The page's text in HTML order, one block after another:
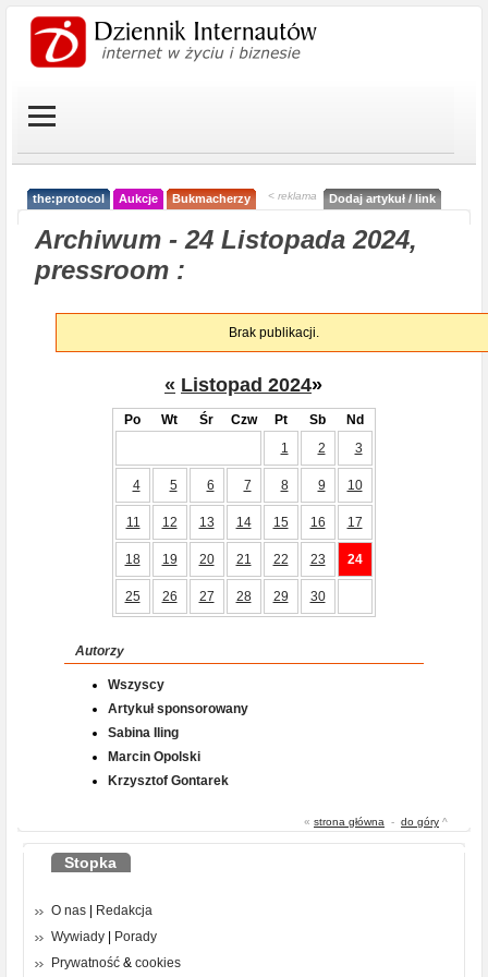
the:protocol Aukcje Bukmacherzy < reklama Dodaj artykuł / link
Archiwum - 24 Listopada 2024,
pressroom :
Brak publikacji.
« Listopad 2024»
Po Wt Śr Czw Pt Sb
Nd
1
2 3
4 5 6 7 8 9 10
11 12 13 14 15 16 17
18 19 20 21 22 23 24
25 26 27 28 29 30
Autorzy
Wszyscy
Artykuł sponsorowany
Sabina Iling
Marcin Opolski
Krzysztof Gontarek
« strona główna - do góry ^
Stopka
O nas
Redakcja
Wywiady
Porady
Prywatność & cookies